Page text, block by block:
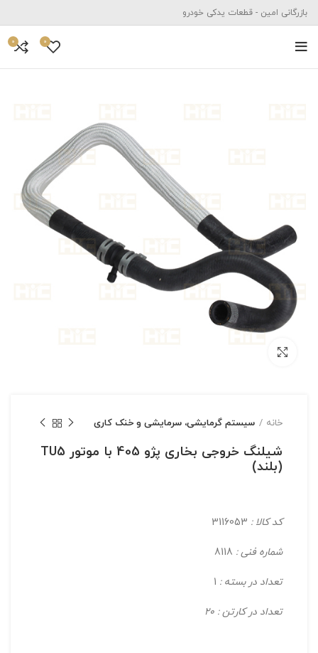
بازرگانی امین - قطعات یدکی خودرو
0
0
خانه سیستم گرمایشی، سرمایشی و خنک کاری
شیلنگ خروجی بخاری پژو 405 با موتور TU5
(بلند)
کد کالا :
شماره فنی :
تعداد در بسته :
تعداد در کارتن : 20